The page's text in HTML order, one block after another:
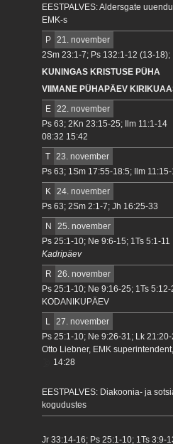
EESTPALVES: Aldersgate
EMK-s
P 21. november
2Sm 23:1-7; Ps 132:1-12 (13-
KUNINGAS KRISTUSE PÜHA
VIIMANE PÜHAPÄEV
E 22. november
Ps 63; 2Kn 23:15-25; Ilm 11:1-14
08:32 15:42
T 23. november
Ps 63; 1Sm 17:55-18:5; Ilm 11:15-
K 24. november
Ps 63; 2Sm 2:1-7; Jh 16:25-33
N
25. november
Ps 25:1-10; Ne 9:6-15; 1Ts 5:1-11
Kadripäev
R
26. november
Ps 25:1-10; Ne 9:16-25; 1Ts 5:12-
KODANIKUPÄEV
L 27. november
Ps 25:1-10; Ne 9:26-31; Lk
Otto Liebner, EMK
14:28
EESTPALVES: Diakoonia- ja
kogudustes
Jr 33:14-16; Ps 25:1-10; 1Ts 3:9-